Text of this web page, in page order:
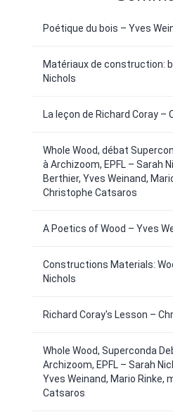
Poétique du bois – Yves
Matériaux de construction:
Nichols
La leçon de Richard Coray
Whole Wood, débat
à Archizoom, EPFL – Sarah
Berthier, Yves Weinand,
Christophe Catsaros
A Poetics of Wood – Yves
Constructions Materials:
Nichols
Richard Coray's Lesson –
Whole Wood, Superconda
Archizoom, EPFL – Sarah
Yves Weinand, Mario Rinke,
Catsaros